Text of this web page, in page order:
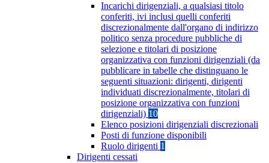
Incarichi dirigenziali, a qualsiasi titolo
conferiti, ivi inclusi quelli conferiti
discrezionalmente dall'organo di indirizzo
politico senza procedure pubbliche di
selezione e titolari di posizione
organizzativa con funzioni dirigenziali (da
pubblicare in tabelle che distinguano le
seguenti situazioni: dirigenti, dirigenti
individuati discrezionalmente, titolari di
posizione organizzativa con funzioni
dirigenziali) 10
Elenco posizioni dirigenziali discrezionali
Posti di funzione disponibili
Ruolo dirigenti 1
Dirigenti cessati